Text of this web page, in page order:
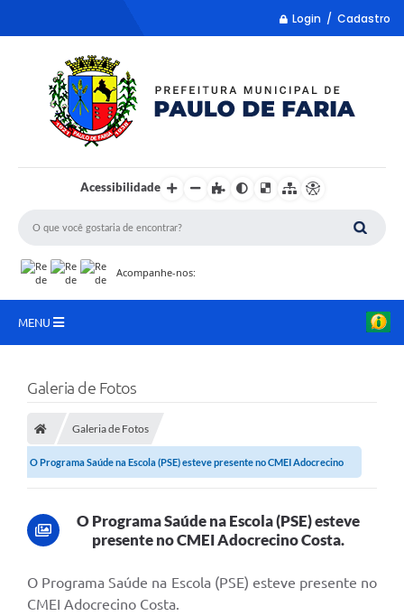
Login / Cadastro
Acessibilidade
Acompanhe-nos:
MENU
COLETA DE SUGESTÕES PARA LDO 2027
DOAÇÃO SOLIDARIA - FMDCA / FMDI
DIÁRIO OFICIAL DO MUNICÍPIO
Carta de Serviços
Horário de Atendimento dos Profissionais da Saúde
Consulta de Protocolo
Galeria de Fotos
Galeria de Fotos
O Programa Saúde na Escola (PSE) esteve presente no CMEI Adocrecino
O Programa Saúde na Escola (PSE) esteve
presente no CMEI Adocrecino Costa.
O Programa Saúde na Escola (PSE) esteve presente no
CMEI Adocrecino Costa.